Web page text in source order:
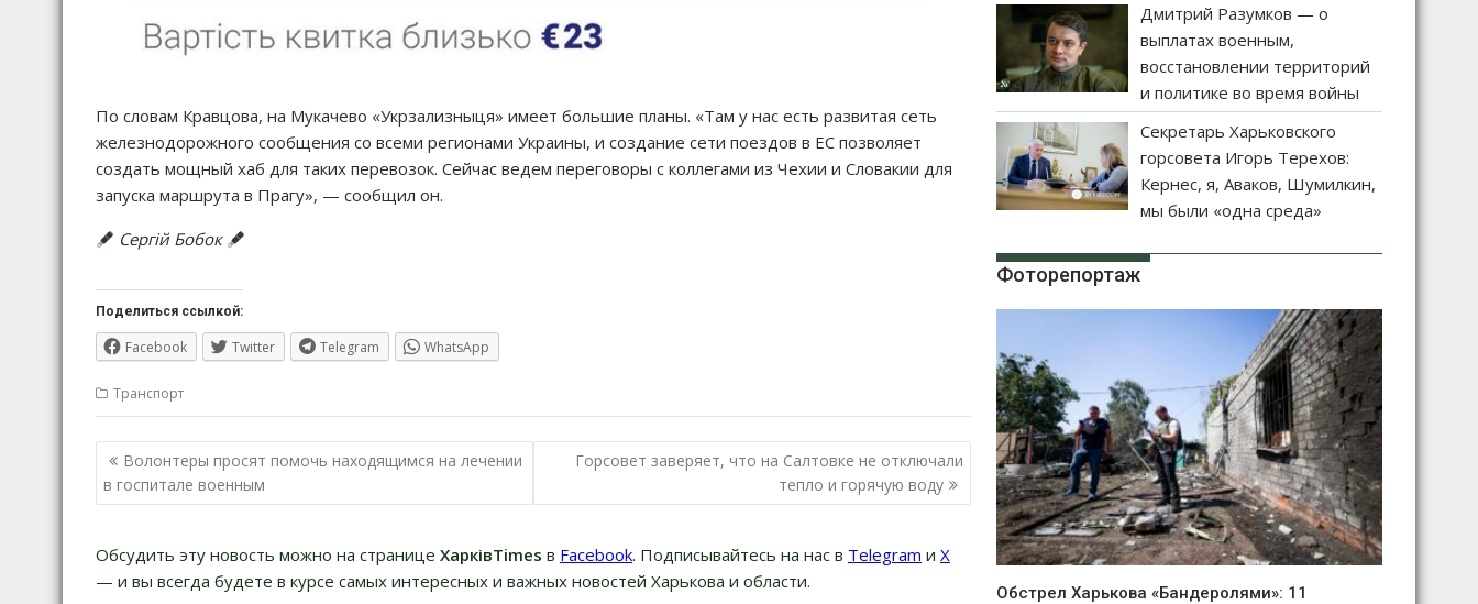
По словам Кравцова, на Мукачево «Укрзализныця» имеет большие планы. «Там у нас есть развитая сеть
железнодорожного сообщения со всеми регионами Украины, и создание сети поездов в ЕС позволяет
создать мощный хаб для таких перевозок. Сейчас ведем переговоры с коллегами из Чехии и Словакии для
запуска маршрута в Прагу», — сообщил он.
Сергій Бобок
Поделиться ссылкой:
Facebook Twitter Telegram WhatsApp
Транспорт
Навигация
по
записям
Волонтеры просят помочь находящимся на лечении
в госпитале военным
Горсовет заверяет, что на Салтовке не отключали
тепло и горячую воду
Обсудить эту новость можно на странице ХарківTimes в Facebook. Подписывайтесь на нас в Telegram и Х
— и вы всегда будете в курсе самых интересных и важных новостей Харькова и области.
Дмитрий Разумков — о
выплатах военным,
восстановлении территорий
и политике во время войны
Секретарь Харьковского
горсовета Игорь Терехов:
Кернес, я, Аваков, Шумилкин,
мы были «одна среда»
Фоторепортаж
Обстрел Харькова «Бандеролями»: 11